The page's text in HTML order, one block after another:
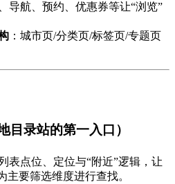
导航、预约、优惠券等让“浏览”
：城市页/分类页/标签页/专题页
录站的第一入口）
表点位、定位与“附近”逻辑，让
主要筛选维度进行查找。